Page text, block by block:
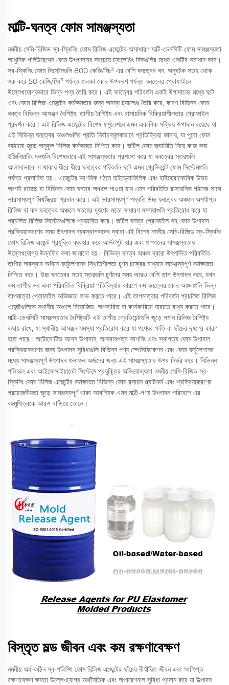
মাল্টি-ঘনত্ব ফোম সামঞ্জস্যতা
নমনীয় সেমি-রিজিড স্ব-স্কিনিং ফোম রিলিজ এজেন্টের অসাধারণ মাল্টি-ডেনসিটি ফোম সামঞ্জস্যতা
আধুনিক পলিউরেথেন ফোম উৎপাদনের সবচেয়ে চ্যালেঞ্জিং দিকগুলির মধ্যে একটির সমাধান করে।
স্ব-স্কিনিং ফোম সিস্টেমগুলি 800 কেজি/মিঃ³ এর বেশি ঘনত্বের ঘন, অনুঘটক সতহ থেকে
শুরু করে 50 কেজি/মিঃ³ পর্যন্ত হালকা কোর উপকরণ পর্যন্ত ঘনত্বের প্রোফাইলে
উল্লেখযোগ্যভাবে ভিন্ন পণ্য তৈরি করে। এই ঘনত্বের পরিবর্তন একই উপাদানের মধ্যে ঘটে
এবং ফোম রিলিজ এজেন্টের কর্মক্ষমতার জন্য অনন্য চ্যালেঞ্জ তৈরি করে, কারণ বিভিন্ন ফোম
ঘনত্ব বিভিন্ন আসঞ্জন বৈশিষ্ট্য, তাপীয় বৈশিষ্ট্য এবং রাসায়নিক বিক্রিয়াশীলতার প্রোফাইল
প্রদর্শন করে। এই রিলিজ এজেন্টের বিশেষ ফর্মুলেশনে এমন একাধিক সক্রিয় উপাদান রয়েছে যা
এই বিভিন্ন ঘনত্বের অঞ্চলগুলির প্রতি নির্বাচনমূলকভাবে প্রতিক্রিয়া জানায়, যা পুরো ফোম
কাঠামো জুড়ে অনুকূল রিলিজ কর্মক্ষমতা নিশ্চিত করে। জটিল ফোম জ্যামিতি নিয়ে কাজ করা
ইঞ্জিনিয়ারিং দলগুলি বিশেষভাবে এই সামঞ্জস্যতার প্রশংসা করে যা ঘনত্বের স্তরগুলি
আলাদাভাবে না থাকায় ধীরে ধীরে ঘনত্বের পরিবর্তন ঘটে এমন গ্রেডিয়েন্ট ফোম সিস্টেমগুলি
পর্যন্ত প্রসারিত হয়। এজেন্টের আণবিক গঠনে হাইড্রোফিলিক এবং হাইড্রোফোবিক উভয়
অংশই রয়েছে যা বিভিন্ন ফোম ঘনত্ব অঞ্চলে পাওয়া যায় এমন পরিবর্তিত রাসায়নিক গঠনের সাথে
ভারসাম্যপূর্ণ মিথস্ক্রিয়া প্রদান করে। এই ভারসাম্যপূর্ণ পদ্ধতি উচ্চ ঘনত্বের অঞ্চলে অপর্যাপ্ত
রিলিজ বা কম ঘনত্বের অঞ্চলে সতহের দূষণের মতো সাধারণ সমস্যাগুলি প্রতিরোধ করে যা
প্রচলিত রিলিজ সিস্টেমগুলিকে প্রভাবিত করে। জটিল ঘনত্ব প্রোফাইল সহ ফোম উপাদান
প্রক্রিয়াকরণের সময় উৎপাদন ব্যবস্থাপকদের দ্বারা এই বিশেষ নমনীয় সেমি-রিজিড স্ব-স্কিনিং
ফোম রিলিজ এজেন্ট প্রযুক্তি ব্যবহার করে আউটপুট হার এবং গুণমানের সামঞ্জস্যতায়
উল্লেখযোগ্য উন্নতির কথা জানানো হয়। বিভিন্ন ঘনত্ব অঞ্চল দ্বারা উৎপাদিত পরিবর্তিত
তাপীয় অবস্থার অধীনে ফর্মুলেশনের স্থিতিশীলতা চূর্ণন চক্রের মাধ্যমে সামঞ্জস্যপূর্ণ কর্মক্ষমতা
নিশ্চিত করে। উচ্চ ঘনত্বের সতহ স্তরগুলি চূর্ণনের সময় আরও বেশি তাপ উৎপাদন করে, যখন
কম তাপীয় ভর এবং পরিবর্তিত বিক্রিয়া গতিবিদ্যার কারণে কম ঘনত্বের কোর অঞ্চলগুলি ভিন্ন
তাপমাত্রা প্রোফাইল অভিজ্ঞতা লাভ করতে পারে। এই তাপমাত্রার পরিবর্তন প্রচলিত রিলিজ
এজেন্টগুলিকে স্থানীয় অঞ্চলে বিয়োজিত, অপসারিত বা কার্যকারিতা হারাতে বাধ্য করতে পারে।
মাল্টি-ডেনসিটি সামঞ্জস্যতার বৈশিষ্ট্যটি এই তাপীয় গ্রেডিয়েন্টগুলি জুড়ে সমান রিলিজ বৈশিষ্ট্য
বজায় রাখে, যা স্থানীয় আসঞ্জন সমস্যা প্রতিরোধ করে যা পণ্যের ক্ষতি বা ছাঁচের দূষণের কারণ
হতে পারে। অটোমোটিভ আসন উপাদান, আসবাবপত্র কাশনিং এবং স্থাপত্য ফোম উপাদান
প্রক্রিয়াকরণের জন্য উৎপাদন সুবিধাগুলি বিভিন্ন পণ্য স্পেসিফিকেশন এবং ফোম ফর্মুলেশনের
মধ্যে সামঞ্জস্যপূর্ণ উৎপাদন ফলাফল অর্জনের জন্য এই সামঞ্জস্যতার উপর নির্ভর করে। বিভিন্ন
পলিঅল এবং আইসোসাইয়ানেট সিস্টেমে প্রযুক্তির অভিযোজ্যতা নমনীয় সেমি-রিজিড স্ব-
স্কিনিং ফোম রিলিজ এজেন্টের কর্মক্ষমতা বিভিন্ন ফোম রসায়ন প্ল্যাটফর্ম এবং প্রক্রিয়াকরণের
প্রয়োজনীয়তা জুড়ে সামঞ্জস্যপূর্ণ থাকা আবশ্যিক এমন মাল্টি-পণ্য উৎপাদন পরিবেশে এর
বহুমুখিত্বকে আরও বাড়িয়ে তোলে।
বিস্তৃত মল্ড জীবন এবং কম রক্ষণাবেক্ষণ
নমনীয় অর্ধ-কঠিন স্ব-পলিশিং ফোম রিলিজ এজেন্টের ছাঁচের দীর্ঘায়িত জীবন এবং সংক্ষিপ্ত
রক্ষণাবেক্ষণ ক্ষমতা উল্লেখযোগ্য অর্থনৈতিক এবং অপারেশনাল সুবিধা প্রদান করে যা উত্পাদন